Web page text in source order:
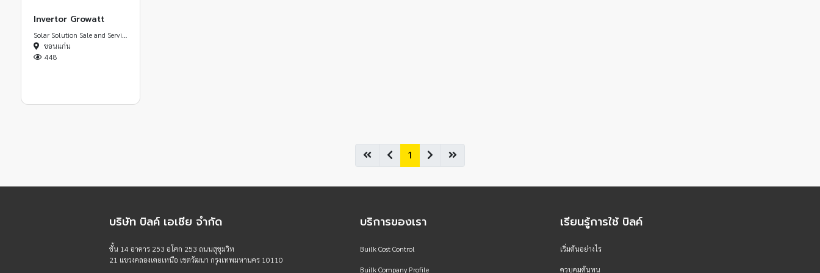
Invertor Growatt
Solar Solution Sale and Service
ขอนแก่น
448
1
บริษัท บิลค์ เอเชีย จำกัด
ชั้น 14 อาคาร 253 อโศก 253 ถนนสุขุมวิท
21 แขวงคลองเตยเหนือ เขตวัฒนา กรุงเทพมหานคร 10110
บริการของเรา
Builk Cost Control
Builk Company Profile
เรียนรู้การใช้ บิลค์
เริ่มต้นอย่างไร
ควบคุมต้นทุน